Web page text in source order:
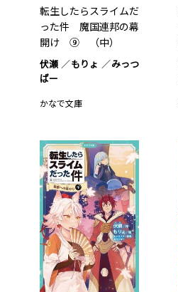
転生したらスライムだ
った件 魔国連邦の幕
開け ⑨ （中）
伏瀬 もりょ
みっつ
ばー
かなで文庫